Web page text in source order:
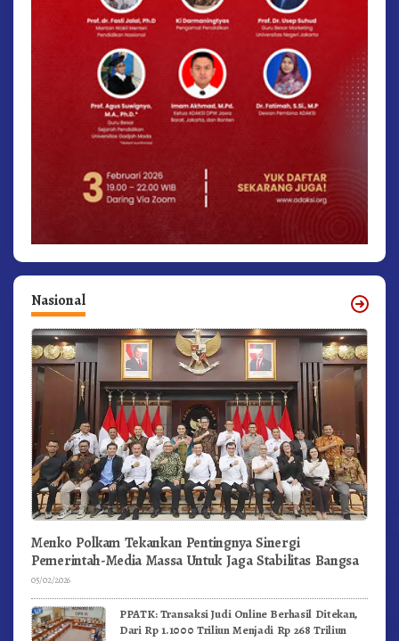
Nasional
Menko Polkam Tekankan Pentingnya Sinergi
Pemerintah-Media Massa Untuk Jaga Stabilitas Bangsa
05/02/2026
PPATK: Transaksi Judi Online Berhasil Ditekan,
Dari Rp 1.1000 Triliun Menjadi Rp 268 Triliun